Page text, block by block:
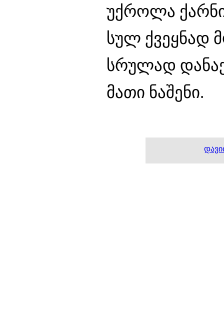
უქროლა
სულ ქვეყნად
სრულად
მათი ნაშენი.